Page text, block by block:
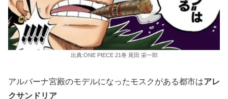
出典:ONE PIECE 21巻 尾田 栄一郎
アルバーナ宮殿のモデルになったモスクがある都市はアレ
クサンドリア